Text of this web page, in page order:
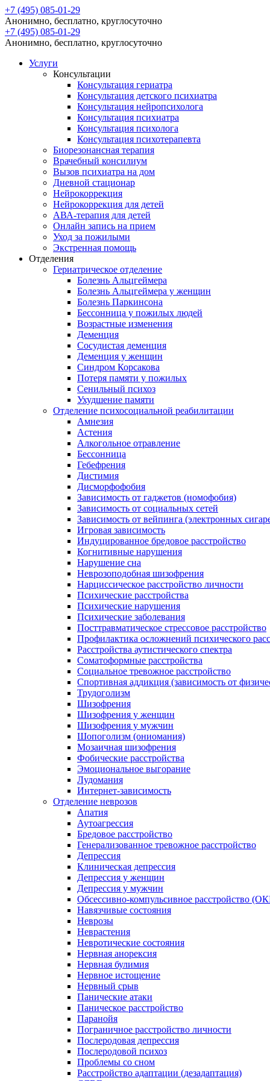
+7 (495) 085-01-29
Анонимно, бесплатно, круглосуточно
+7 (495) 085-01-29
Анонимно, бесплатно, круглосуточно
Услуги
Консультации
Консультация гериатра
Консультация детского психиатра
Консультация нейропсихолога
Консультация психиатра
Консультация психолога
Консультация психотерапевта
Биорезонансная терапия
Врачебный консилиум
Вызов психиатра на дом
Дневной стационар
Нейрокоррекция
Нейрокоррекция для детей
АВА-терапия для детей
Онлайн запись на прием
Уход за пожилыми
Экстренная помощь
Отделения
Гериатрическое отделение
Болезнь Альцгеймера
Болезнь Альцгеймера у женщин
Болезнь Паркинсона
Бессонница у пожилых людей
Возрастные изменения
Деменция
Сосудистая деменция
Деменция у женщин
Синдром Корсакова
Потеря памяти у пожилых
Сенильный психоз
Ухудшение памяти
Отделение психосоциальной реабилитации
Амнезия
Астения
Алкогольное отравление
Бессонница
Гебефрения
Дистимия
Дисморфофобия
Зависимость от гаджетов (номофобия)
Зависимость от социальных сетей
Зависимость от вейпинга (электронных
Игровая зависимость
Индуцированное бредовое расстройство
Когнитивные нарушения
Нарушение сна
Неврозоподобная шизофрения
Нарциссическое расстройство личности
Психические расстройства
Психические нарушения
Психические заболевания
Посттравматическое стрессовое расстройство
Профилактика осложнений психического
Расстройства аутистического спектра
Соматоформные расстройства
Социальное тревожное расстройство
Спортивная аддикция (зависимость от
Трудоголизм
Шизофрения
Шизофрения у женщин
Шизофрения у мужчин
Шопоголизм (ониомания)
Мозаичная шизофрения
Фобические расстройства
Эмоциональное выгорание
Лудомания
Интернет-зависимость
Отделение неврозов
Апатия
Аутоагрессия
Бредовое расстройство
Генерализованное тревожное расстройство
Депрессия
Клиническая депрессия
Депрессия у женщин
Депрессия у мужчин
Обсессивно-компульсивное расстройство
Навязчивые состояния
Неврозы
Неврастения
Невротические состояния
Нервная анорексия
Нервная булимия
Нервное истощение
Нервный срыв
Панические атаки
Паническое расстройство
Паранойя
Пограничное расстройство личности
Послеродовая депрессия
Послеродовой психоз
Проблемы со сном
Расстройство адаптации (дезадаптация)